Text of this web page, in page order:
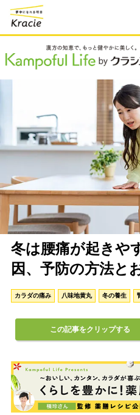
冬は腰痛が起きや
因、予防の方法と
カラダの痛み 八味地黄丸 冬の養生
この記事をクリップする